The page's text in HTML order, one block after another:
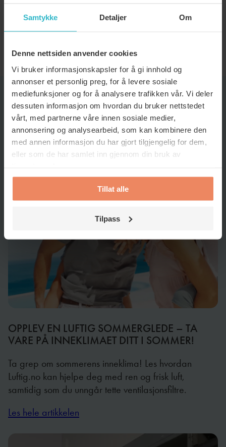
Samtykke Detaljer Om
Denne nettsiden anvender cookies
Vi bruker informasjonskapsler for å gi innhold og
annonser et personlig preg, for å levere sosiale
mediefunksjoner og for å analysere trafikken vår. Vi deler
dessuten informasjon om hvordan du bruker nettstedet
vårt, med partnerne våre innen sosiale medier,
annonsering og analysearbeid, som kan kombinere den
med annen informasjon du har gjort tilgjengelig for dem,
eller som de har samlet inn gjennom din bruk av
Tillat alle
Tilpass
Kan ventilasjonsfilter bidra til å
TIPS OG TRIKS
OPPLEV EN LUFTIG SOMMERGLEDE – TA
VARE PÅ INNEKLIMAET DITT I SOMMER!
Ta grep om sommerens inneklima! Les hvordan
Luftig.no kan hjelpe deg med ren og frisk luft,
samtidig som du unngår tette ventilasjonsfiltre.
Les hele artikkelen